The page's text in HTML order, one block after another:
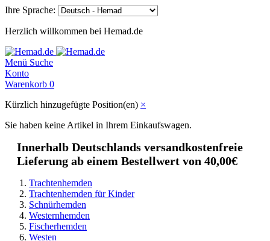
Ihre Sprache:
Herzlich willkommen bei Hemad.de
Menü Suche
Konto
Warenkorb 0
Kürzlich hinzugefügte Position(en) ×
Sie haben keine Artikel in Ihrem Einkaufswagen.
Innerhalb Deutschlands versandkostenfreie
Lieferung ab einem Bestellwert von 40,00€
Trachtenhemden
Trachtenhemden für Kinder
Schnürhemden
Westernhemden
Fischerhemden
Westen